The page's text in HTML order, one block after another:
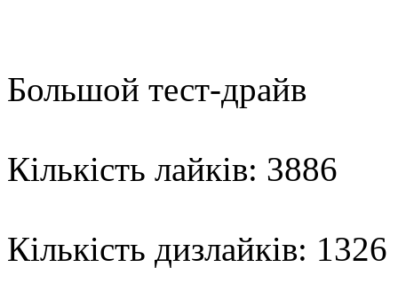
Большой тест-драйв
Кількість лайків: 3886
Кількість дизлайків: 1326